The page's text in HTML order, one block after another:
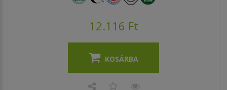
12.116 Ft
KOSÁRBA